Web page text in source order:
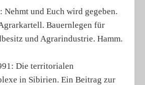
Nehmt und Euch wird gegeben.
Bauernlegen für
und Agrarindustrie. Hamm.
Die territorialen
in Sibirien. Ein Beitrag zur